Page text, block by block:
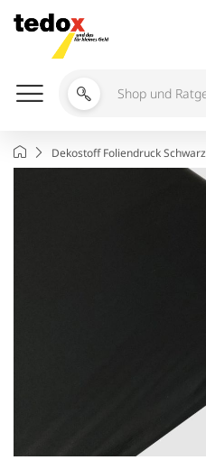
Inhalt
springen
Shop
Ratgeber
durchsuchen
StartseiteDekostoff Foliendruck Schwarz